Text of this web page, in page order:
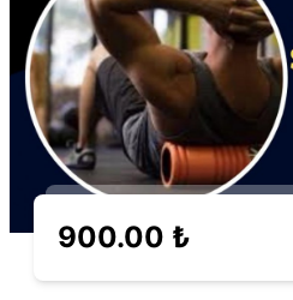
900.00 ₺